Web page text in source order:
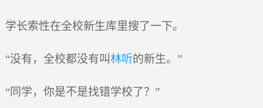
学长索性在全校新生库里搜了一下。
“没有，全校都没有叫林听的新生。”
“同学，你是不是找错学校了？”